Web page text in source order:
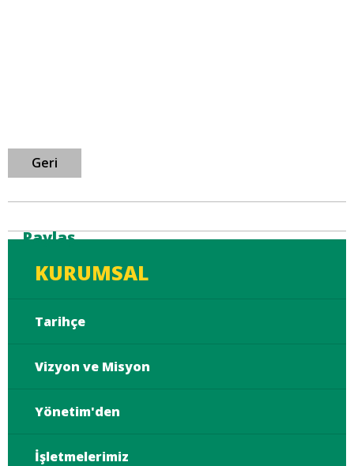
Geri
Paylaş
KURUMSAL
Tarihçe
Vizyon ve Misyon
Yönetim'den
İşletmelerimiz